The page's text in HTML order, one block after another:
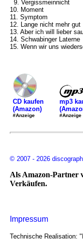
9. Vergissmeinnicht
10. Moment
11. Symptom
12. Lange nicht mehr gut
13. Aber ich will lieber
14. Schwabinger Laterne
15. Wenn wir uns
CD kaufen
(Amazon)
#Anzeige
mp3
#Anzeige
© 2007 - 2026
Als Amazon-Partner
Verkäufen.
Impressum
Technische Realisation: